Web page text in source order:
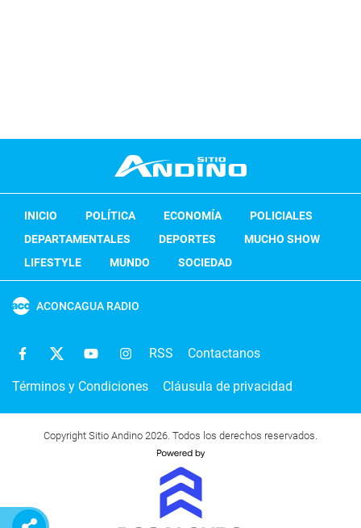
INICIO POLÍTICA ECONOMÍA
POLICIALES
DEPARTAMENTALES
DEPORTES
MUCHO SHOW
LIFESTYLE
MUNDO SOCIEDAD
ACONCAGUA RADIO
RSS Contactanos
Términos y Condiciones Cláusula de privacidad
Copyright Sitio Andino 2026. Todos los derechos reservados.